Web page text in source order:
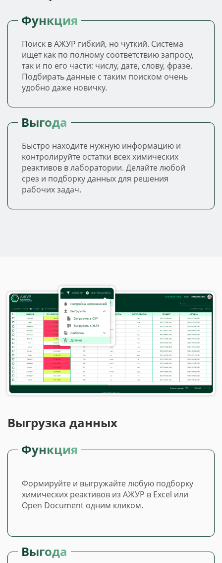
Функция
Поиск в АЖУР гибкий, но чуткий. Система
ищет как по полному соответствию запросу,
так и по его части: числу, дате, слову, фразе.
Подбирать данные с таким поиском очень
удобно даже новичку.
Выгода
Быстро находите нужную информацию и
контролируйте остатки всех химических
реактивов в лаборатории. Делайте любой
срез и подборку данных для решения
рабочих задач.
Выгрузка данных
Функция
Формируйте и выгружайте любую подборку
химических реактивов из АЖУР в Excel или
Open Document одним кликом.
Выгода